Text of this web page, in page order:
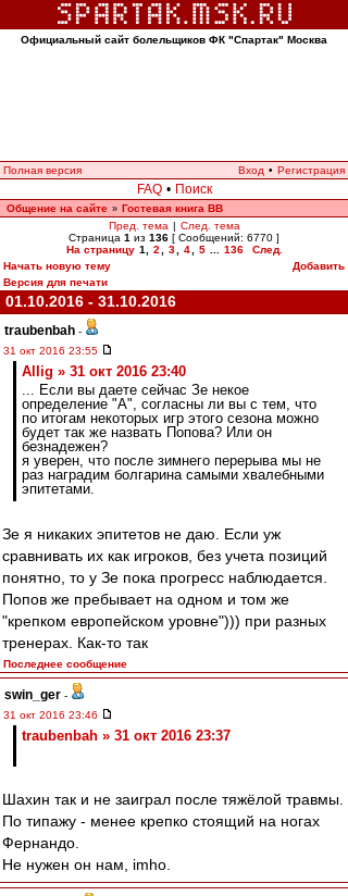
Официальный сайт болельщиков ФК "Спартак" Москва
Полная версия Вход • Регистрация
FAQ • Поиск
Общение на сайте » Гостевая книга ВВ
Пред. тема | След. тема
Страница 1 из 136 [ Сообщений: 6770 ]
На страницу 1 2 3 4 5 136
След.
Начать новую тему
Добавить
Версия для печати
01.10.2016 - 31.10.2016
traubenbah -
31 окт 2016 23:55
Allig » 31 окт 2016 23:40
... Если вы даете сейчас Зе некое
определение "А", согласны ли вы с тем, что
по итогам некоторых игр этого сезона можно
будет так же назвать Попова? Или он
безнадежен?
я уверен, что после зимнего перерыва мы не
раз наградим болгарина самыми хвалебными
эпитетами.
Зе я никаких эпитетов не даю. Если уж
сравнивать их как игроков, без учета позиций
понятно, то у Зе пока прогресс наблюдается.
Попов же пребывает на одном и том же
"крепком европейском уровне"))) при разных
тренерах. Как-то так
Последнее сообщение
swin_ger -
31 окт 2016 23:46
traubenbah » 31 окт 2016 23:37
Шахин так и не заиграл после тяжёлой травмы.
По типажу - менее крепко стоящий на ногах
Фернандо.
Не нужен он нам, imho.